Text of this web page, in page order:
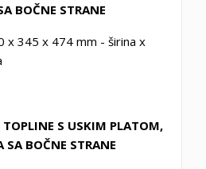
BOČNE STRANE
x 345 x 474 mm - širina x
TOPLINE S USKIM PLATOM,
SA BOČNE STRANE